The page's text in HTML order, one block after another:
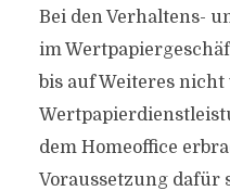
Bei den Verhaltens-
im
bis auf Weiteres
dem Homeoffice
Voraussetzung dafür